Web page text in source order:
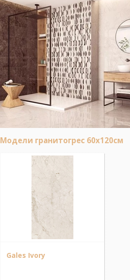
Модели гранитогрес 60х120см
Gales Ivory